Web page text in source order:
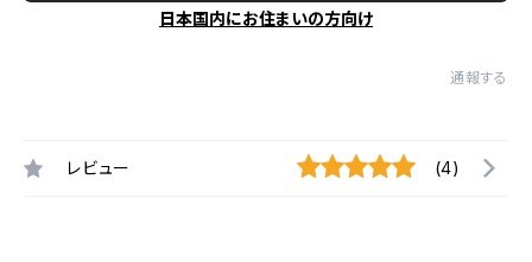
日本国内にお住まいの方向け
通報する
レビュー (4)